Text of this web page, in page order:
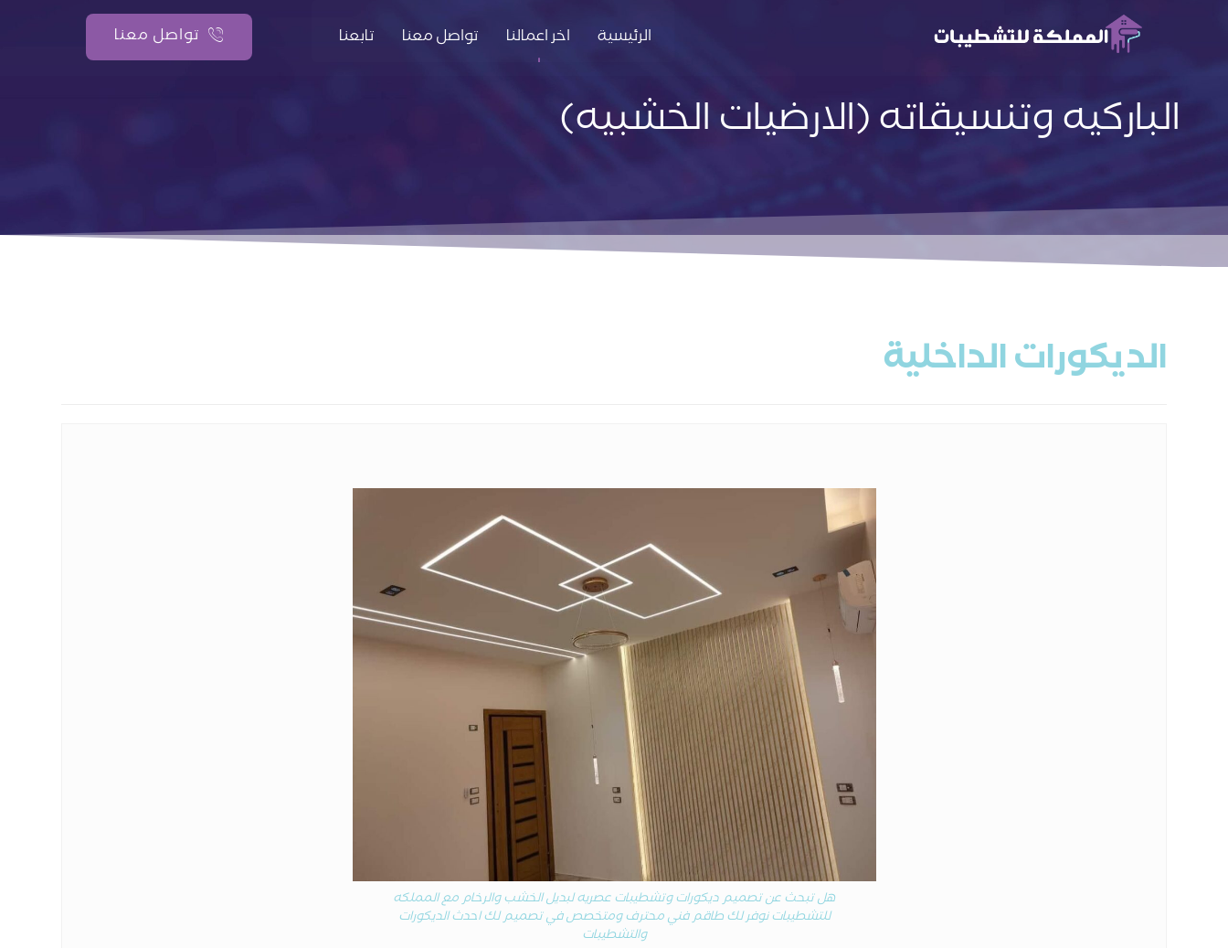
الرئيسية اخر اعمالنا تواصل معنا تابعنا تواصل معنا
الباركيه وتنسيقاته (الارضيات الخشبيه)
الديكورات الداخلية
هل تبحث عن تصميم ديكورات وتشطيبات عصريه لبديل الخشب والرخام مع المملكه
للتشطيبات نوفر لك طاقم فني محترف ومتخصص في تصميم لك احدث الديكورات
والتشطيبات